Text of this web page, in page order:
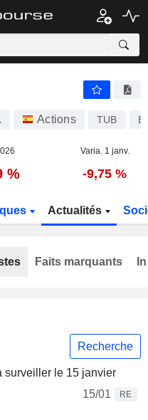
Actions TUB
Varia. 1 janv.
% -9,75 %
Actualités
Recherche
surveiller le 15 janvier
15/01
RE
Faits marquants